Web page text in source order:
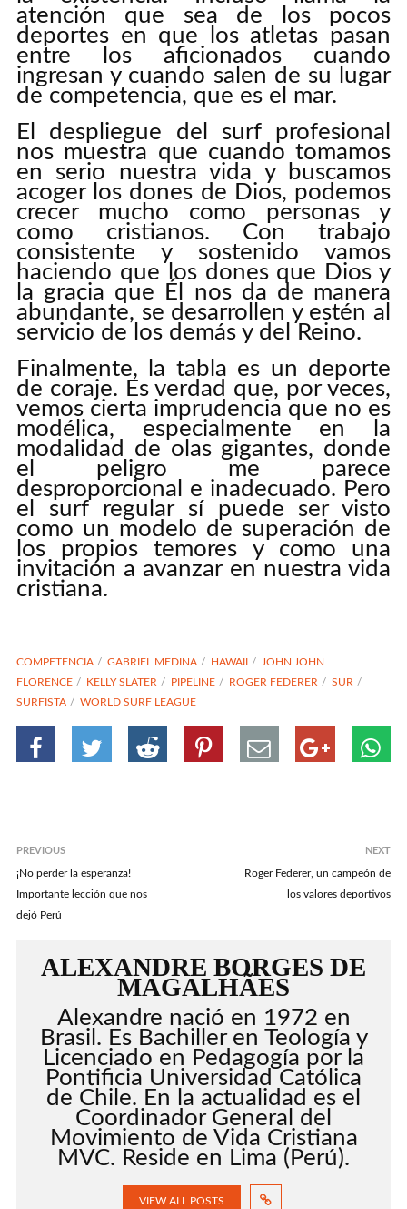
atención que sea de los pocos
deportes en que los atletas pasan
entre los aficionados cuando
ingresan y cuando salen de su lugar
de competencia, que es el mar.
El despliegue del surf profesional
nos muestra que cuando tomamos
en serio nuestra vida y buscamos
acoger los dones de Dios, podemos
crecer mucho como personas y
como cristianos. Con trabajo
consistente y sostenido vamos
haciendo que los dones que Dios y
la gracia que Él nos da de manera
abundante, se desarrollen y estén al
servicio de los demás y del Reino.
Finalmente, la tabla es un deporte
de coraje. Es verdad que, por veces,
vemos cierta imprudencia que no es
modélica, especialmente en la
modalidad de olas gigantes, donde
el peligro me parece
desproporcional e inadecuado. Pero
el surf regular sí puede ser visto
como un modelo de superación de
los propios temores y como una
invitación a avanzar en nuestra vida
cristiana.
COMPETENCIA GABRIEL MEDINA HAWAII
JOHN JOHN
FLORENCE
KELLY SLATER PIPELINE ROGER FEDERER
SUR
SURFISTA
WORLD SURF LEAGUE
PREVIOUS
¡No perder la esperanza!
Importante lección que nos
dejó Perú
NEXT
Roger Federer, un campeón de
los valores deportivos
ALEXANDRE BORGES DE
MAGALHÃES
Alexandre nació en 1972 en
Brasil. Es Bachiller en Teología y
Licenciado en Pedagogía por la
Pontificia Universidad Católica
de Chile. En la actualidad es el
Coordinador General del
Movimiento de Vida Cristiana
MVC. Reside en Lima (Perú).
VIEW ALL POSTS